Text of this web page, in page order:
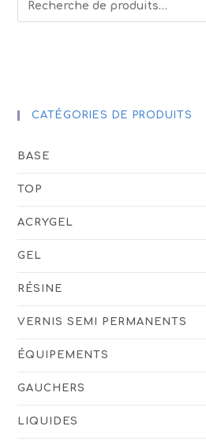
CATÉGORIES DE PRODUITS
BASE
TOP
ACRYGEL
GEL
RÉSINE
VERNIS SEMI PERMANENTS
ÉQUIPEMENTS
GAUCHERS
LIQUIDES